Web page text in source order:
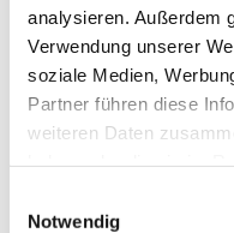
analysieren. Außerdem
Verwendung unserer
soziale Medien,
Partner führen diese
weiteren Daten
Notwendig
Herz-Gefäß-Zentrum
Klinikum Nürnberg,
Breslauer Str. 201
90471 Nürnberg